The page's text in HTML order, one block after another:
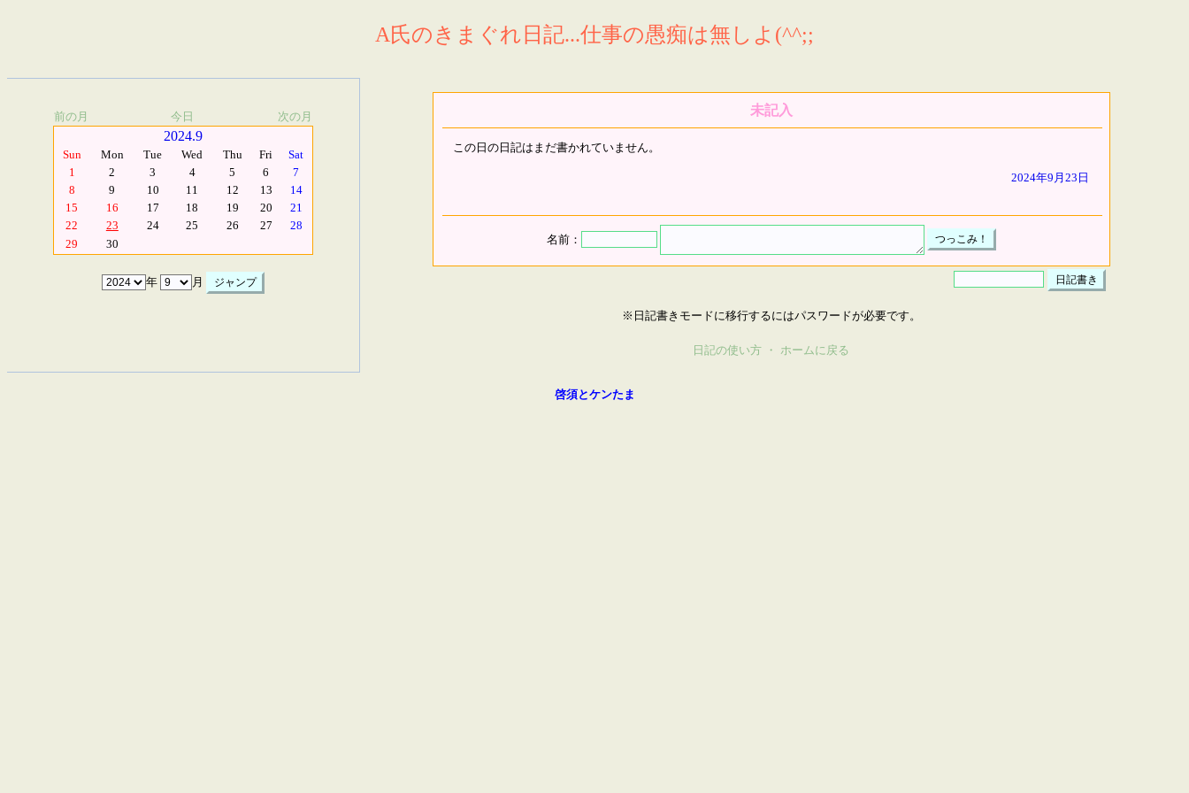
A氏のきまぐれ日記...仕事の愚痴は無しよ(^^;;
前の月 今日 次の月
2024.9
Sun Mon Tue Wed Thu Fri
Sat
1
2 3 4 5 6
7
8
9 10 11 12 13
14
15
16 17 18 19 20
21
22
23 24 25 26 27
28
29
30
年 月
未記入
この日の日記はまだ書かれていません。
2024年9月23日
名前：
※日記書きモードに移行するにはパスワードが必要です。
日記の使い方 ・ ホームに戻る
啓須とケンたま